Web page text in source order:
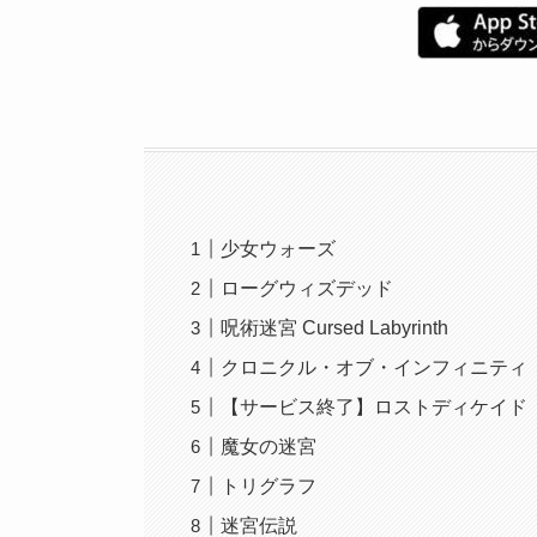
少女ウォーズ
ローグウィズデッド
呪術迷宮 Cursed Labyrinth
クロニクル・オブ・インフィニティ
【サービス終了】ロストディケイド
魔女の迷宮
トリグラフ
迷宮伝説